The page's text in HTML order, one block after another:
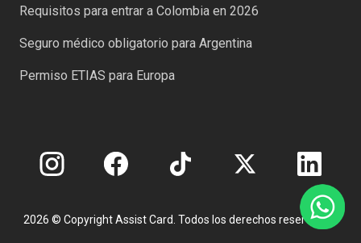
Requisitos para entrar a Colombia en 2026
Seguro médico obligatorio para Argentina
Permiso ETIAS para Europa
2026 © Copyright Assist Card. Todos los derechos reservados.